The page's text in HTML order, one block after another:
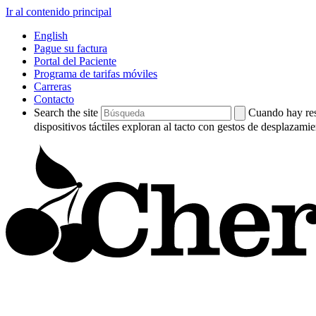
Ir al contenido principal
English
Pague su factura
Portal del Paciente
Programa de tarifas móviles
Carreras
Contacto
Search the site
Cuando hay
dispositivos táctiles exploran al tacto con gestos de